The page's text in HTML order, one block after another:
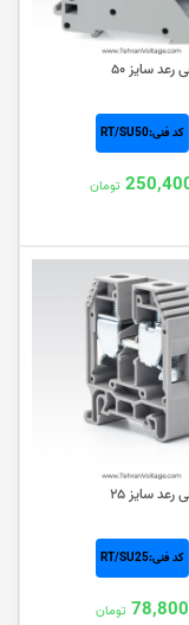
سایز ۵۰
کد فنی:RT/SU50
تومان
سایز ۲۵
کد فنی:RT/SU25
78,800 تومان